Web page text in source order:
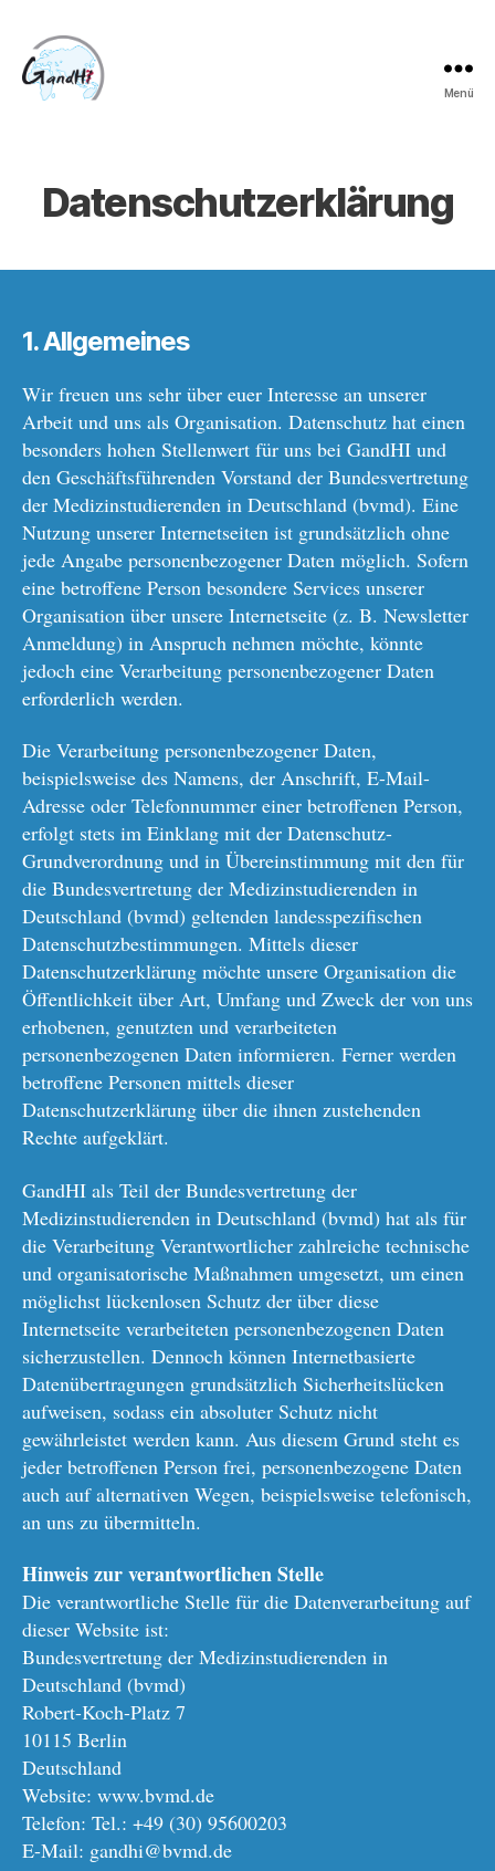
Menü
Datenschutzerklärung
1. Allgemeines
Wir freuen uns sehr über euer Interesse an unserer
Arbeit und uns als Organisation. Datenschutz hat einen
besonders hohen Stellenwert für uns bei GandHI und
den Geschäftsführenden Vorstand der Bundesvertretung
der Medizinstudierenden in Deutschland (bvmd). Eine
Nutzung unserer Internetseiten ist grundsätzlich ohne
jede Angabe personenbezogener Daten möglich. Sofern
eine betroffene Person besondere Services unserer
Organisation über unsere Internetseite (z. B. Newsletter
Anmeldung) in Anspruch nehmen möchte, könnte
jedoch eine Verarbeitung personenbezogener Daten
erforderlich werden.
Die Verarbeitung personenbezogener Daten,
beispielsweise des Namens, der Anschrift, E-Mail-
Adresse oder Telefonnummer einer betroffenen Person,
erfolgt stets im Einklang mit der Datenschutz-
Grundverordnung und in Übereinstimmung mit den für
die Bundesvertretung der Medizinstudierenden in
Deutschland (bvmd) geltenden landesspezifischen
Datenschutzbestimmungen. Mittels dieser
Datenschutzerklärung möchte unsere Organisation die
Öffentlichkeit über Art, Umfang und Zweck der von uns
erhobenen, genutzten und verarbeiteten
personenbezogenen Daten informieren. Ferner werden
betroffene Personen mittels dieser
Datenschutzerklärung über die ihnen zustehenden
Rechte aufgeklärt.
GandHI als Teil der Bundesvertretung der
Medizinstudierenden in Deutschland (bvmd) hat als für
die Verarbeitung Verantwortlicher zahlreiche technische
und organisatorische Maßnahmen umgesetzt, um einen
möglichst lückenlosen Schutz der über diese
Internetseite verarbeiteten personenbezogenen Daten
sicherzustellen. Dennoch können Internetbasierte
Datenübertragungen grundsätzlich Sicherheitslücken
aufweisen, sodass ein absoluter Schutz nicht
gewährleistet werden kann. Aus diesem Grund steht es
jeder betroffenen Person frei, personenbezogene Daten
auch auf alternativen Wegen, beispielsweise telefonisch,
an uns zu übermitteln.
Hinweis zur verantwortlichen Stelle
Die verantwortliche Stelle für die Datenverarbeitung auf
dieser Website ist:
Bundesvertretung der Medizinstudierenden in
Deutschland (bvmd)
Robert-Koch-Platz 7
10115 Berlin
Deutschland
Website: www.bvmd.de
Telefon: Tel.: +49 (30) 95600203
E-Mail: gandhi@bvmd.de